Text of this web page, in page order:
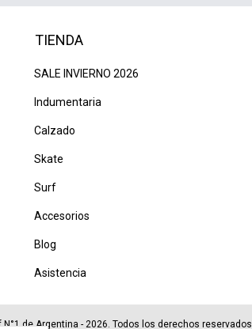
TIENDA
SALE INVIERNO 2026
Indumentaria
Calzado
Skate
Surf
Accesorios
Blog
Asistencia
de Argentina - 2026. Todos los derechos reservados.